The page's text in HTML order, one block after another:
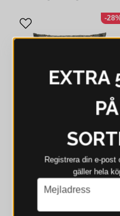
Arvidssons Rävstigen
brun kuddfodral
258 kr
I webblager - 4-8 dagar
-
EXTRA
Registrera din
gäller hela
email
Mejladress